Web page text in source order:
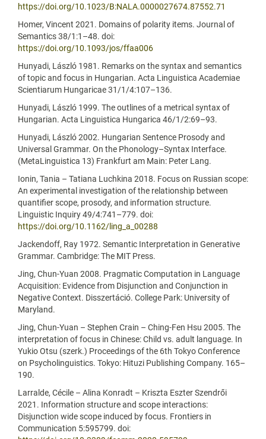
https://doi.org/10.1023/B:NALA.0000027674.87552.71
Homer, Vincent 2021. Domains of polarity items. Journal of
Semantics 38/1:1–48. doi:
https://doi.org/10.1093/jos/ffaa006
Hunyadi, László 1981. Remarks on the syntax and semantics
of topic and focus in Hungarian. Acta Linguistica Academiae
Scientiarum Hungaricae 31/1/4:107–136.
Hunyadi, László 1999. The outlines of a metrical syntax of
Hungarian. Acta Linguistica Hungarica 46/1/2:69–93.
Hunyadi, László 2002. Hungarian Sentence Prosody and
Universal Grammar. On the Phonology–Syntax Interface.
(MetaLinguistica 13) Frankfurt am Main: Peter Lang.
Ionin, Tania – Tatiana Luchkina 2018. Focus on Russian scope:
An experimental investigation of the relationship between
quantifier scope, prosody, and information structure.
Linguistic Inquiry 49/4:741–779. doi:
https://doi.org/10.1162/ling_a_00288
Jackendoff, Ray 1972. Semantic Interpretation in Generative
Grammar. Cambridge: The MIT Press.
Jing, Chun-Yuan 2008. Pragmatic Computation in Language
Acquisition: Evidence from Disjunction and Conjunction in
Negative Context. Disszertáció. College Park: University of
Maryland.
Jing, Chun-Yuan – Stephen Crain – Ching-Fen Hsu 2005. The
interpretation of focus in Chinese: Child vs. adult language. In
Yukio Otsu (szerk.) Proceedings of the 6th Tokyo Conference
on Psycholinguistics. Tokyo: Hituzi Publishing Company. 165–
190.
Larralde, Cécile – Alina Konradt – Kriszta Eszter Szendrői
2021. Information structure and scope interactions:
Disjunction wide scope induced by focus. Frontiers in
Communication 5:595799. doi: